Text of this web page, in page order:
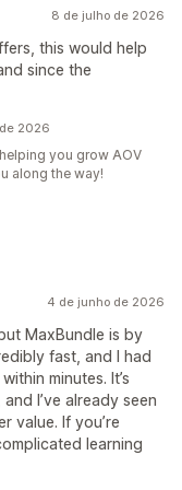
8 de julho de 2026
this would help
since the
2026
you grow AOV
along the way!
4 de junho de 2026
MaxBundle is by
fast, and I had
minutes. It’s
I’ve already seen
value. If you’re
learning